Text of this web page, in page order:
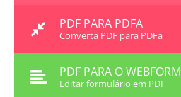
PDF PARA PDFA
Converta PDF para PDFa
PDF PARA O WEBFORM
Editar formulário em PDF